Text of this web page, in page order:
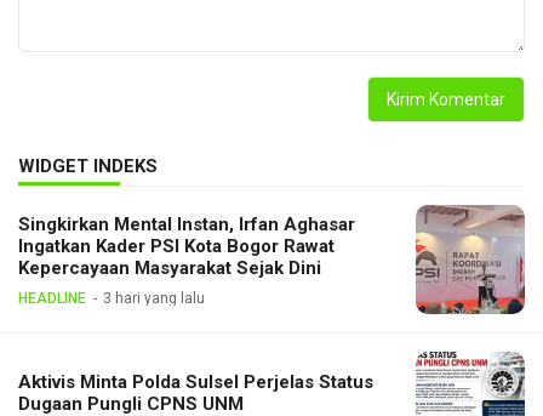
WIDGET INDEKS
Singkirkan Mental Instan, Irfan Aghasar
Ingatkan Kader PSI Kota Bogor Rawat
Kepercayaan Masyarakat Sejak Dini
HEADLINE 3 hari yang lalu
Aktivis Minta Polda Sulsel Perjelas Status
Dugaan Pungli CPNS UNM